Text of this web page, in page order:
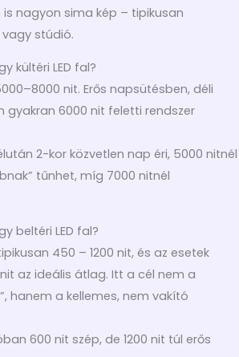
is nagyon sima kép – tipikusan
stúdió.
kültéri LED fal?
nit. Erős napsütésben, déli
gyakran 6000 nit feletti rendszer
2-kor közvetlen nap éri, 5000 nitnél
tűnhet, míg 7000 nitnél
beltéri LED fal?
450 – 1200 nit, és az esetek
az ideális átlag. Itt a cél nem a
hanem a kellemes, nem vakító
600 nit szép, de 1200 nit túl erős